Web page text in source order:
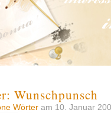
Wunschpunsch
Wörter am 10. Januar